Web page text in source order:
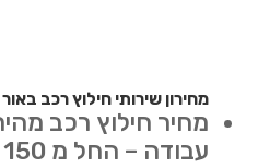
מחירון שירותי חילוץ רכב
מחיר חילוץ רכב
עבודה – החל מ 150 ש"ח.